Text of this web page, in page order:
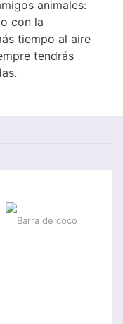
animales:
con la
tiempo al aire
tendrás